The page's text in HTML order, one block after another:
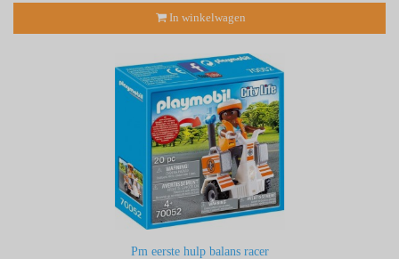
In winkelwagen
Pm eerste hulp balans racer